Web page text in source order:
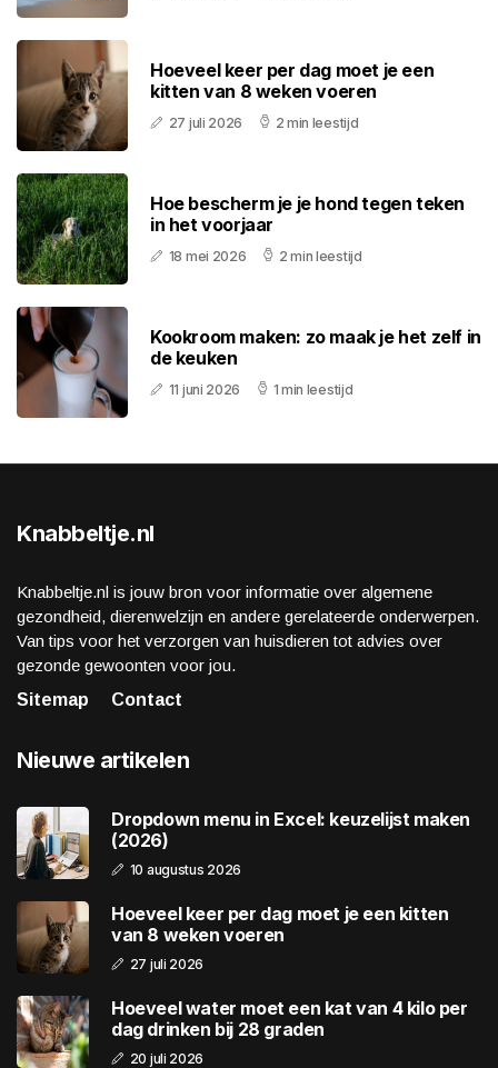
Hoeveel keer per dag moet je een
kitten van 8 weken voeren
27 juli 2026 2 min leestijd
Hoe bescherm je je hond tegen teken
in het voorjaar
18 mei 2026 2 min leestijd
Kookroom maken: zo maak je het zelf in
de keuken
11 juni 2026 1 min leestijd
Knabbeltje.nl
Knabbeltje.nl is jouw bron voor informatie over algemene
gezondheid, dierenwelzijn en andere gerelateerde onderwerpen.
Van tips voor het verzorgen van huisdieren tot advies over
gezonde gewoonten voor jou.
Sitemap
Contact
Nieuwe artikelen
Dropdown menu in Excel: keuzelijst maken
(2026)
10 augustus 2026
Hoeveel keer per dag moet je een kitten
van 8 weken voeren
27 juli 2026
Hoeveel water moet een kat van 4 kilo per
dag drinken bij 28 graden
20 juli 2026